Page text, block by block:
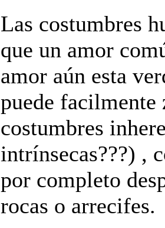
Las costumbres
que un amor
amor aún esta
puede facilmente
costumbres
intrínsecas???) ,
por completo
rocas o arrecifes.